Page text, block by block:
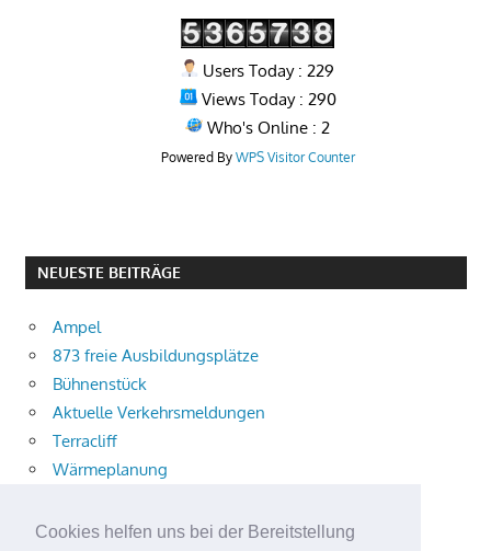
Cookies helfen uns bei der Bereitstellung
Users Today : 229
Views Today : 290
Who's Online : 2
Powered By WPS Visitor Counter
NEUESTE BEITRÄGE
Ampel
873 freie Ausbildungsplätze
Bühnenstück
Aktuelle Verkehrsmeldungen
Terracliff
Wärmeplanung
Neuer Jahrgang